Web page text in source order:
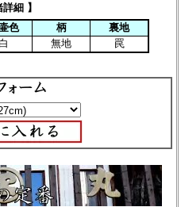
詳細 】
色 柄
裏地
白 無地 罠